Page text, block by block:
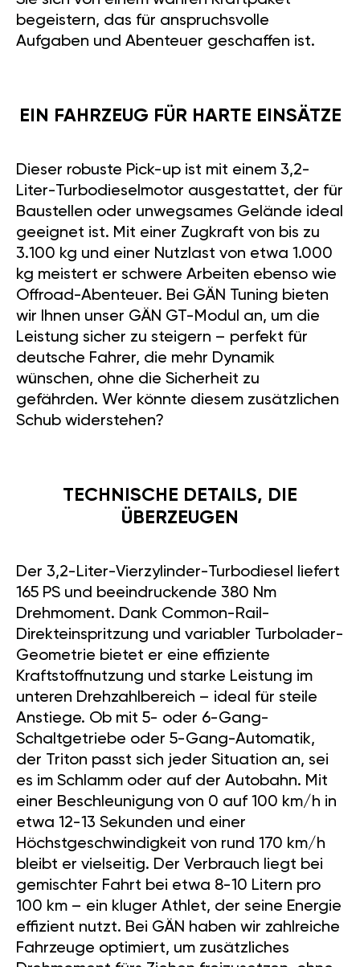
begeistern, das für anspruchsvolle
Aufgaben und Abenteuer geschaffen ist.
EIN FAHRZEUG FÜR HARTE EINSÄTZE
Dieser robuste Pick-up ist mit einem 3,2-
Liter-Turbodieselmotor ausgestattet, der für
Baustellen oder unwegsames Gelände ideal
geeignet ist. Mit einer Zugkraft von bis zu
3.100 kg und einer Nutzlast von etwa 1.000
kg meistert er schwere Arbeiten ebenso wie
Offroad-Abenteuer. Bei GÄN Tuning bieten
wir Ihnen unser GÄN GT-Modul an, um die
Leistung sicher zu steigern – perfekt für
deutsche Fahrer, die mehr Dynamik
wünschen, ohne die Sicherheit zu
gefährden. Wer könnte diesem zusätzlichen
Schub widerstehen?
TECHNISCHE DETAILS, DIE
ÜBERZEUGEN
Der 3,2-Liter-Vierzylinder-Turbodiesel liefert
165 PS und beeindruckende 380 Nm
Drehmoment. Dank Common-Rail-
Direkteinspritzung und variabler Turbolader-
Geometrie bietet er eine effiziente
Kraftstoffnutzung und starke Leistung im
unteren Drehzahlbereich – ideal für steile
Anstiege. Ob mit 5- oder 6-Gang-
Schaltgetriebe oder 5-Gang-Automatik,
der Triton passt sich jeder Situation an, sei
es im Schlamm oder auf der Autobahn. Mit
einer Beschleunigung von 0 auf 100 km/h in
etwa 12-13 Sekunden und einer
Höchstgeschwindigkeit von rund 170 km/h
bleibt er vielseitig. Der Verbrauch liegt bei
gemischter Fahrt bei etwa 8-10 Litern pro
100 km – ein kluger Athlet, der seine Energie
effizient nutzt. Bei GÄN haben wir zahlreiche
Fahrzeuge optimiert, um zusätzliches